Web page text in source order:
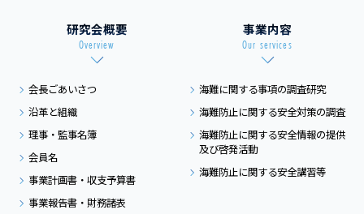
研究会概要
Overview
会長ごあいさつ
沿革と組織
理事・監事名簿
会員名
事業計画書・収支予算書
事業報告書・財務諸表
事業内容
Our services
海難に関する事項の調査研究
海難防止に関する安全対策の調査
海難防止に関する安全情報の提供
及び啓発活動
海難防止に関する安全講習等